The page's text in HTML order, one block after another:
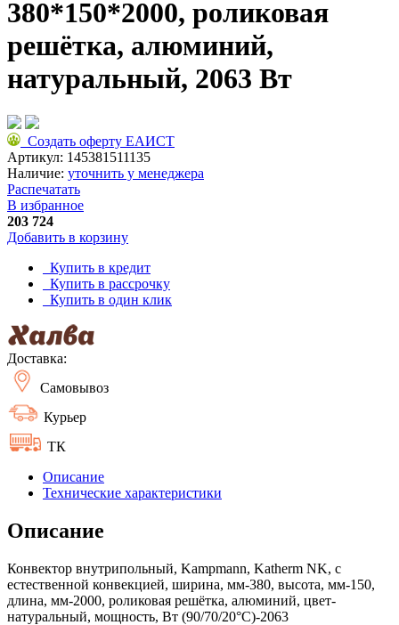
380*150*2000, роликовая
решётка, алюминий,
натуральный, 2063 Вт
Создать оферту ЕАИСТ
Артикул: 145381511135
Наличие: уточнить у менеджера
Распечатать
В избранное
203 724
Добавить в корзину
Купить в кредит
Купить в рассрочку
Купить в один клик
Доставка:
Самовывоз
Курьер
ТК
Описание
Технические характеристики
Описание
Конвектор внутрипольный, Kampmann, Katherm NK, с
естественной конвекцией, ширина, мм-380, высота, мм-150,
длина, мм-2000, роликовая решётка, алюминий, цвет-
натуральный, мощность, Вт (90/70/20°C)-2063